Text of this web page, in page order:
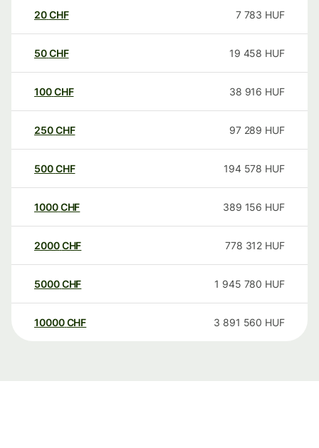
20CHF 7 783 HUF
50CHF 19 458 HUF
100CHF 38 916 HUF
250CHF 97 289 HUF
500CHF 194 578 HUF
1000CHF 389 156 HUF
2000CHF 778 312 HUF
5000CHF 1 945 780 HUF
10000 CHF 3 891 560 HUF